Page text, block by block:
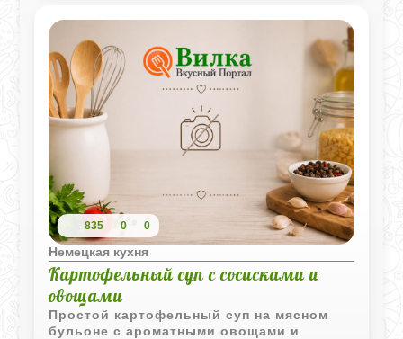
835 0 0
Немецкая кухня
Картофельный суп с сосисками и
овощами
Простой картофельный суп на мясном
бульоне с ароматными овощами и